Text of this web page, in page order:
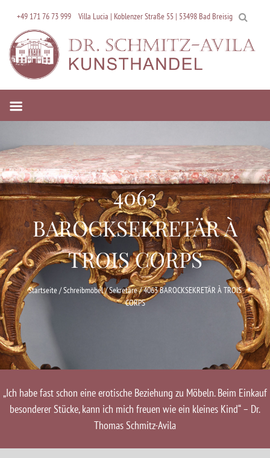
content
+49 171 76 73 999 Villa Lucia | Koblenzer Straße 55 | 53498 Bad Breisig
4063
BAROCKSEKRETÄR À
TROIS CORPS
Startseite/Schreibmöbel / Sekretäre/ 4063 BAROCKSEKRETÄR À TROIS
CORPS
„Ich habe fast schon eine erotische Beziehung zu Möbeln. Beim Einkauf
besonderer Stücke, kann ich mich freuen wie ein kleines Kind“ – Dr.
Thomas Schmitz-Avila